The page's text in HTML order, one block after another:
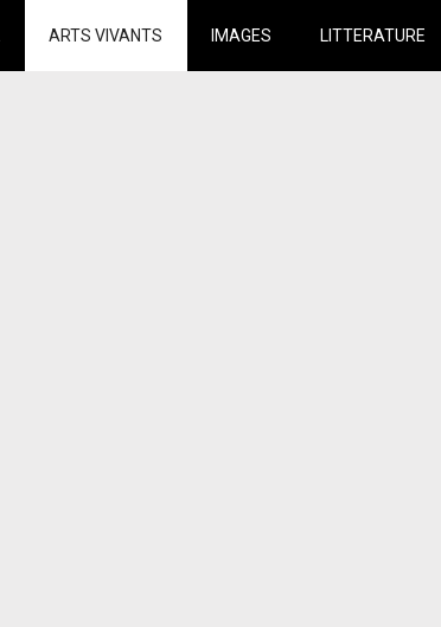
ARTS VIVANTS IMAGES LITTERATURE